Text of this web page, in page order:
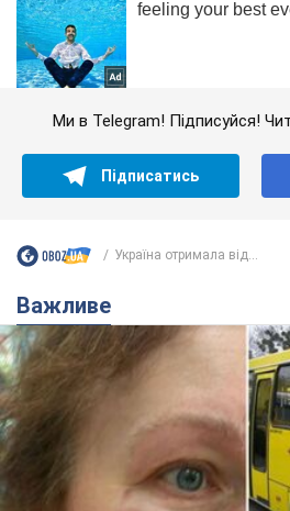
Ми в Telegram! Підписуйся!
Підписатись
Україна отримала від...
Важливе